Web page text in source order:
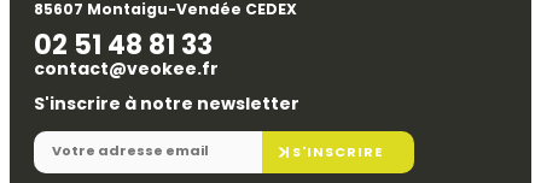
85607 Montaigu-Vendée CEDEX
02 51 48 81 33
contact@veokee.fr
S'inscrire à notre newsletter
S'INSCRIRE